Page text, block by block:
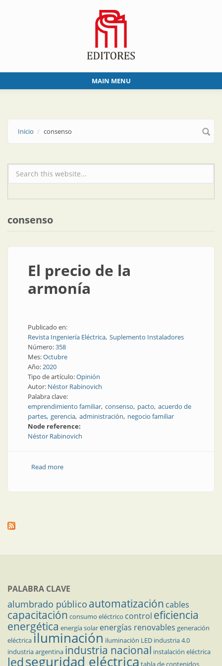
MAIN MENU
Inicio consenso
Formulario de búsqueda
consenso
El precio de la
armonía
Publicado en:
Revista Ingeniería Eléctrica Suplemento Instaladores
Número:358
Mes:Octubre
Año:2020
Tipo de artículo:Opinión
Autor: Néstor Rabinovich
Palabra clave:
emprendimiento familiar consenso pacto acuerdo de
partes gerencia administración negocio familiar
Node reference:
Néstor Rabinovich
Read moreabout El precio de la armonía
PALABRA CLAVE
alumbrado público automatización cables
capacitación consumo eléctrico control eficiencia
energética energía solar energías renovables generación
eléctricailuminación iluminación LED industria 4.0
industria argentina industria nacional instalación eléctrica
ledseguridad eléctrica tabla de contenidos